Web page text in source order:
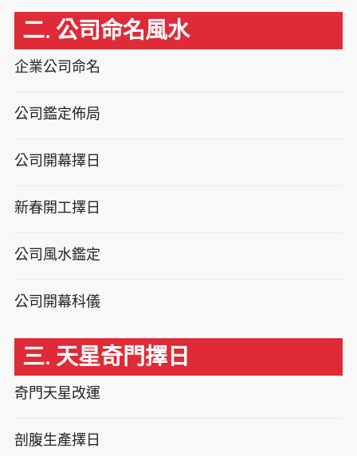
二. 公司命名風水
企業公司命名
公司鑑定佈局
公司開幕擇日
新春開工擇日
公司風水鑑定
公司開幕科儀
三. 天星奇門擇日
奇門天星改運
剖腹生產擇日